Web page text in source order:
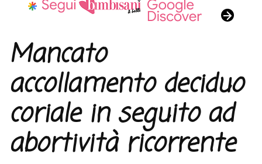
Mancato
accollamento deciduo
coriale in seguito ad
abortività ricorrente